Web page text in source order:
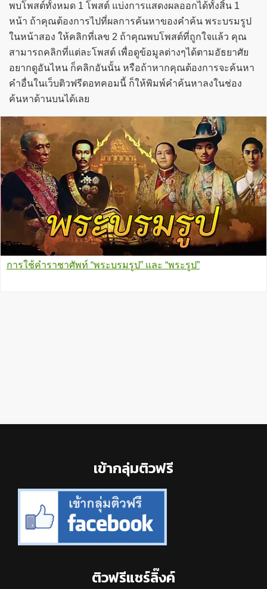
พบโพสต์ทั้งหมด 1 โพสต์ แบ่งการแสดงผลออกได้ทั้งสิ้น 1
หน้า ถ้าคุณต้องการไปที่ผลการค้นหาของคำค้น พระบรมรูป
ในหน้าสอง ให้คลิกที่เลข 2 ถ้าคุณพบโพสต์ที่ถูกใจแล้ว คุณ
สามารถคลิกที่แต่ละโพสต์ เพื่อดูข้อมูลต่างๆได้ตามอัธยาศัย
อยากดูอันไหน ก็คลิกอันนั้น หรือถ้าหากคุณต้องการจะค้นหา
คำอื่นในเว็บติวฟรีดอทคอมนี้ ก็ให้พิมพ์คำค้นหาลงในช่อง
ค้นหาด้านบนได้เลย
การใช้คำราชาศัพท์ “พระบรมรูป” และ “พระรูป”
เข้ากลุ่มติวฟรี
ติวฟรีแชร์ลิ๊งค์